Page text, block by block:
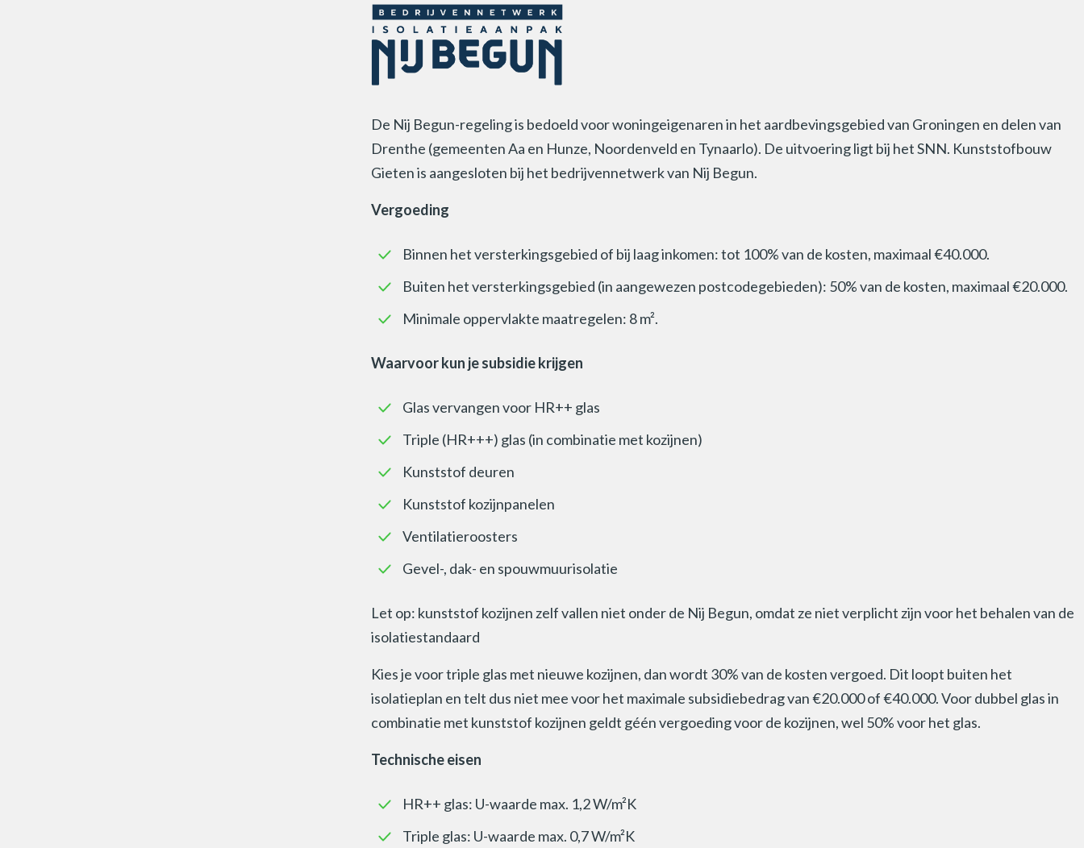
De Nij Begun-regeling is bedoeld voor woningeigenaren in het aardbevingsgebied van Groningen en delen van
Drenthe (gemeenten Aa en Hunze, Noordenveld en Tynaarlo). De uitvoering ligt bij het SNN. Kunststofbouw
Gieten is aangesloten bij het bedrijvennetwerk van Nij Begun.
Vergoeding
Binnen het versterkingsgebied of bij laag inkomen: tot 100% van de kosten, maximaal €40.000.
Buiten het versterkingsgebied (in aangewezen postcodegebieden): 50% van de kosten, maximaal €20.000.
Minimale oppervlakte maatregelen: 8 m².
Waarvoor kun je subsidie krijgen
Glas vervangen voor HR++ glas
Triple (HR+++) glas (in combinatie met kozijnen)
Kunststof deuren
Kunststof kozijnpanelen
Ventilatieroosters
Gevel-, dak- en spouwmuurisolatie
Let op: kunststof kozijnen zelf vallen niet onder de Nij Begun, omdat ze niet verplicht zijn voor het behalen van de
isolatiestandaard
Kies je voor triple glas met nieuwe kozijnen, dan wordt 30% van de kosten vergoed. Dit loopt buiten het
isolatieplan en telt dus niet mee voor het maximale subsidiebedrag van €20.000 of €40.000. Voor dubbel glas in
combinatie met kunststof kozijnen geldt géén vergoeding voor de kozijnen, wel 50% voor het glas.
Technische eisen
HR++ glas: U-waarde max. 1,2 W/m²K
Triple glas: U-waarde max. 0,7 W/m²K